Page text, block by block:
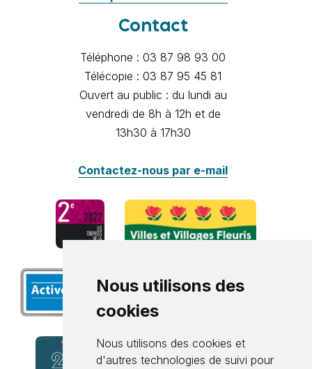
Nous utilisons des
cookies
Nous utilisons des cookies et
d'autres technologies de suivi pour
Contact
Téléphone : 03 87 98 93 00
Télécopie : 03 87 95 45 81
Ouvert au public : du lundi au
vendredi de 8h à 12h et de
13h30 à 17h30
Contactez-nous par e-mail